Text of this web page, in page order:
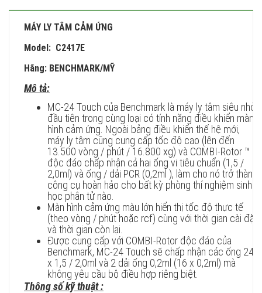
MÁY LY TÂM CẢM ỨNG
Model: C2417E
Hãng: BENCHMARK/MỸ
Mô tả:
MC-24 Touch của Benchmark là máy ly tâm siêu nhỏ,
đầu tiên trong cùng loại có tính năng điều khiển màn
hình cảm ứng. Ngoài bảng điều khiển thế hệ mới,
máy ly tâm cũng cung cấp tốc độ cao (lên đến
13.500 vòng / phút / 16.800 xg) và COMBI-Rotor ™
độc đáo chấp nhận cả hai ống vi tiêu chuẩn (1,5 /
2,0ml) và ống / dải PCR (0,2ml ), làm cho nó trở thành
công cụ hoàn hảo cho bất kỳ phòng thí nghiệm sinh
học phân tử nào.
Màn hình cảm ứng màu lớn hiển thị tốc độ thực tế
(theo vòng / phút hoặc rcf) cùng với thời gian cài đặt
và thời gian còn lại.
Được cung cấp với COMBI-Rotor độc đáo của
Benchmark, MC-24 Touch sẽ chấp nhận các ống 24
x 1,5 / 2,0ml và 2 dải ống 0,2ml (16 x 0,2ml) mà
không yêu cầu bộ điều hợp riêng biệt.
Thông số kỹ thuật :